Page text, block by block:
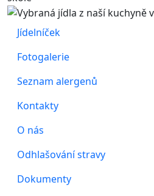
Jídelníček
Fotogalerie
Seznam alergenů
Kontakty
O nás
Odhlašování stravy
Dokumenty